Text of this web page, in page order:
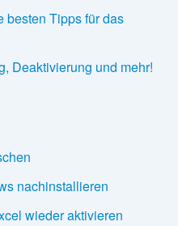
besten Tipps für das
Deaktivierung und mehr!
nachinstallieren
wieder aktivieren